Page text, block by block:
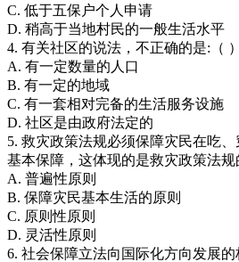
C. 低于五保户个人申请
D. 稍高于当地村民的一般生活水平
4. 有关社区的说法，不正确的是:（ ）
A. 有一定数量的人口
B. 有一定的地域
C. 有一套相对完备的生活服务设施
D. 社区是由政府法定的
5. 救灾政策法规必须保障灾民在吃
基本保障，这体现的是救灾政策法规
A. 普遍性原则
B. 保障灾民基本生活的原则
C. 原则性原则
D. 灵活性原则
6. 社会保障立法向国际化方向发展的